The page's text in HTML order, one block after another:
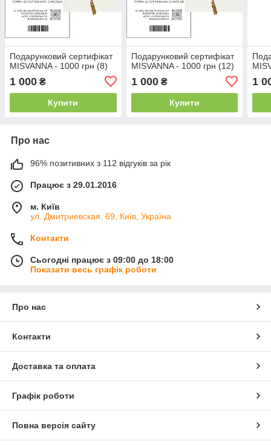
Подарунковий сертифікат
MISVANNA - 1000 грн (8)
1 000 ₴
Купити
Подарунковий сертифікат
MISVANNA - 1000 грн (12)
1 000₴
Купити
1
Про нас
96% позитивних з 112 відгуків за рік
Працює з 29.01.2016
м. Київ
ул. Дмитриевская, 69, Київ, Україна
Контакти
Сьогодні працює з 09:00 до 18:00
Показати весь графік роботи
Про нас
Контакти
Доставка та оплата
Графік роботи
Повна версія сайту